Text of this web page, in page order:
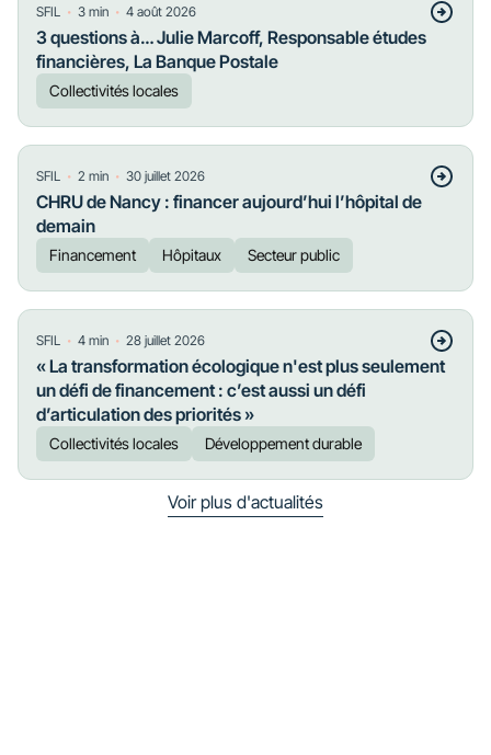
SFIL ・ 3 min ・ 4 août 2026
3 questions à… Julie Marcoff, Responsable études
financières, La Banque Postale
Collectivités locales
SFIL ・ 2 min ・ 30 juillet 2026
CHRU de Nancy : financer aujourd’hui l’hôpital de
demain
Financement Hôpitaux Secteur public
SFIL ・ 4 min ・ 28 juillet 2026
« La transformation écologique n'est plus seulement
un défi de financement : c’est aussi un défi
d’articulation des priorités »
Collectivités locales Développement durable
Voir plus d'actualités